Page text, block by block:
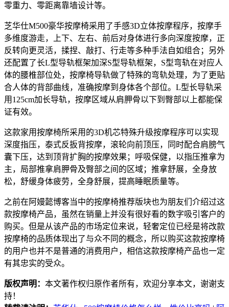
零重力、零距离靠墙设计等。
芝华仕M500豪华按摩椅采用了手感3D立体按摩程序，按摩手
多维度游走，上下、左右、前后对身体进行多向深度按摩，正
反转向更灵活，揉捏、敲打、行走等多种手法自如组合；另外
还配置了长L型导轨框架加深S型导轨框架，S型弯轨在对应人
体的腰椎部位处，按摩椅导轨做了特殊的弯轨处理，为了更贴
合人体的背部曲线，准确按摩到身体各个部位。L型长导轨采
用125cm加长导轨，按摩区域从肩胛骨以下到臀部以上都能保
证有效。
这款家用按摩椅所采用的3D机芯特殊升级按摩程序可以实现
深度指压，泰式反扳背按摩，滚轮向前顶压，同时配合肩膀气
囊下压，达到顶背扩胸的按摩效果；呼吸保健，以指压推拿为
主，局部推拿肩胛骨及臀部之间的区域；推拿舒展，全身放
松，舒缓身体疲劳，全身舒展，提高睡眠质量等。
之前在阿嫚懿博客当中的按摩椅推荐版块也为朋友们介绍过这
款按摩椅产品，虽然在销量上并没有很好看的数字吸引客户的
购买。但是从该产品的市场定位来说，轻奢定位已经是将改款
按摩椅的品质体现出了与众不同的概念，所以购买这款按摩椅
的用户也并不是普通的消费用户，相信这款按摩椅产品也一定
有其忠实的受众。
版权声明： 本文著作权归原作者所有，欢迎分享本文，谢谢支
持！